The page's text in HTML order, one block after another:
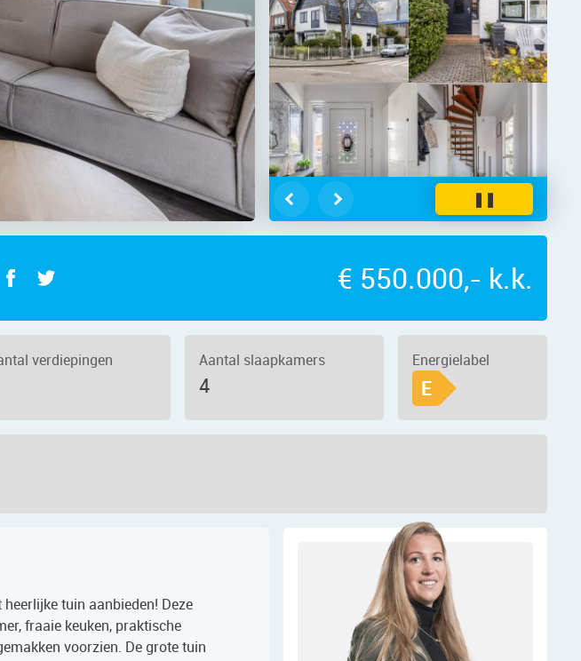
❚❚
€ 550.000,- k.k.
verdiepingen Aantal slaapkamers
4
Energielabel
E
tuin aanbieden! Deze
fraaie keuken, praktische
voorzien. De grote tuin